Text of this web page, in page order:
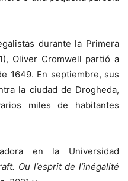
durante la Primera
Oliver Cromwell partió a
1649. En septiembre, sus
la ciudad de Drogheda,
miles de habitantes
en la Universidad
Ou l’esprit de l’inégalité